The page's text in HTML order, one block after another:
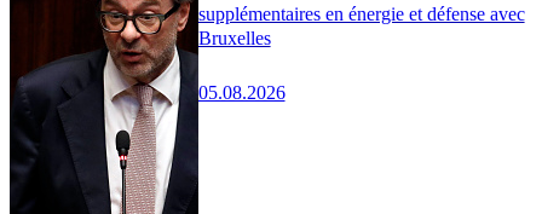
supplémentaires en énergie et défense avec
Bruxelles
05.08.2026